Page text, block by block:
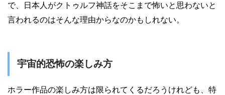
で、日本人がクトゥルフ神話をそこまで怖いと思わないと
言われるのはそんな理由からなのかもしれない。
宇宙的恐怖の楽しみ方
ホラー作品の楽しみ方は限られてくるだろうけれども、特